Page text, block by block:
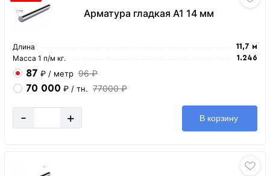
Арматура гладкая А1 14 мм
Длина 11,7 м
Масса 1 п/м кг. 1.246
87 ₽ / метр 96 ₽
70 000 ₽ / тн. 77000 ₽
- + В корзину